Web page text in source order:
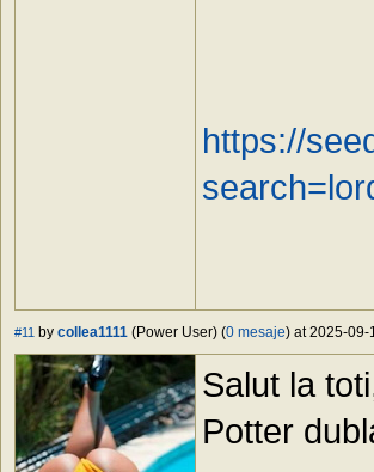
https://
#11 by collea1111 (Power User) (0 mesaje) at 2025-09-
Salut la
Potter